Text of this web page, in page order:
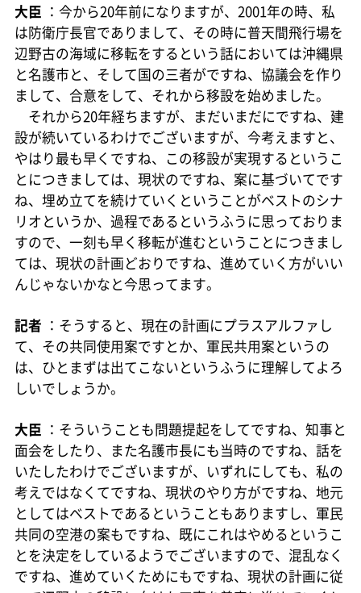
大臣 ：今から20年前になりますが、2001年の時、私
は防衛庁長官でありまして、その時に普天間飛行場を
辺野古の海域に移転をするという話においては沖縄県
と名護市と、そして国の三者がですね、協議会を作り
まして、合意をして、それから移設を始めました。
それから20年経ちますが、まだいまだにですね、建
設が続いているわけでございますが、今考えますと、
やはり最も早くですね、この移設が実現するというこ
とにつきましては、現状のですね、案に基づいてです
ね、埋め立てを続けていくということがベストのシナ
リオというか、過程であるというふうに思っておりま
すので、一刻も早く移転が進むということにつきまし
ては、現状の計画どおりですね、進めていく方がいい
んじゃないかなと今思ってます。
記者 ：そうすると、現在の計画にプラスアルファし
て、その共同使用案ですとか、軍民共用案というの
は、ひとまずは出てこないというふうに理解してよろ
しいでしょうか。
大臣 ：そういうことも問題提起をしてですね、知事と
面会をしたり、また名護市長にも当時のですね、話を
いたしたわけでございますが、いずれにしても、私の
考えではなくてですね、現状のやり方がですね、地元
としてはベストであるということもありますし、軍民
共同の空港の案もですね、既にこれはやめるというこ
とを決定をしているようでございますので、混乱なく
ですね、進めていくためにもですね、現状の計画に従